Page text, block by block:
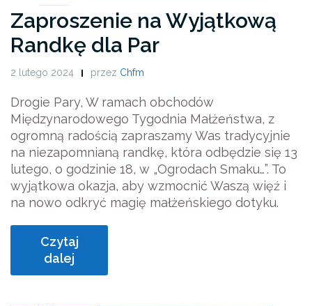
Zaproszenie na Wyjątkową
Randkę dla Par
2 lutego 2024 przez Chfm
Drogie Pary, W ramach obchodów
Międzynarodowego Tygodnia Małżeństwa, z
ogromną radością zapraszamy Was tradycyjnie
na niezapomnianą randkę, która odbędzie się 13
lutego, o godzinie 18, w „Ogrodach Smaku…”. To
wyjątkowa okazja, aby wzmocnić Waszą więź i
na nowo odkryć magię małżeńskiego dotyku.
Czytaj
dalej